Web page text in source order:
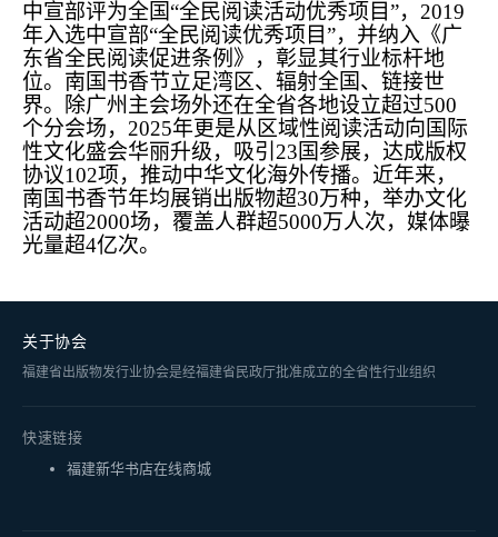
中宣部评为全国“全民阅读活动优秀项目”，2019
年入选中宣部“全民阅读优秀项目”，并纳入《广
东省全民阅读促进条例》，彰显其行业标杆地
位。南国书香节立足湾区、辐射全国、链接世
界。除广州主会场外还在全省各地设立超过500
个分会场，2025年更是从区域性阅读活动向国际
性文化盛会华丽升级，吸引23国参展，达成版权
协议102项，推动中华文化海外传播。近年来，
南国书香节年均展销出版物超30万种，举办文化
活动超2000场，覆盖人群超5000万人次，媒体曝
光量超4亿次。
关于协会
福建省出版物发行业协会是经福建省民政厅批准成立的全省性行业组织
快速链接
福建新华书店在线商城